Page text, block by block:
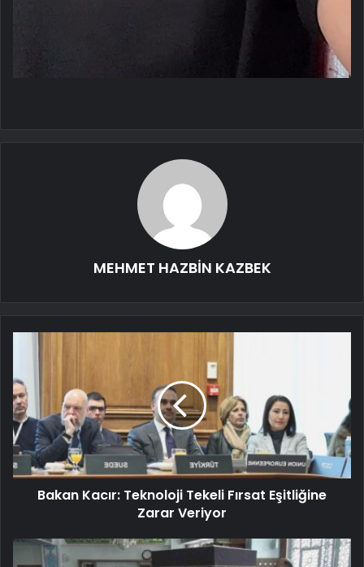
MEHMET HAZBİN KAZBEK
Bakan Kacır: Teknoloji Tekeli Fırsat Eşitliğine
Zarar Veriyor